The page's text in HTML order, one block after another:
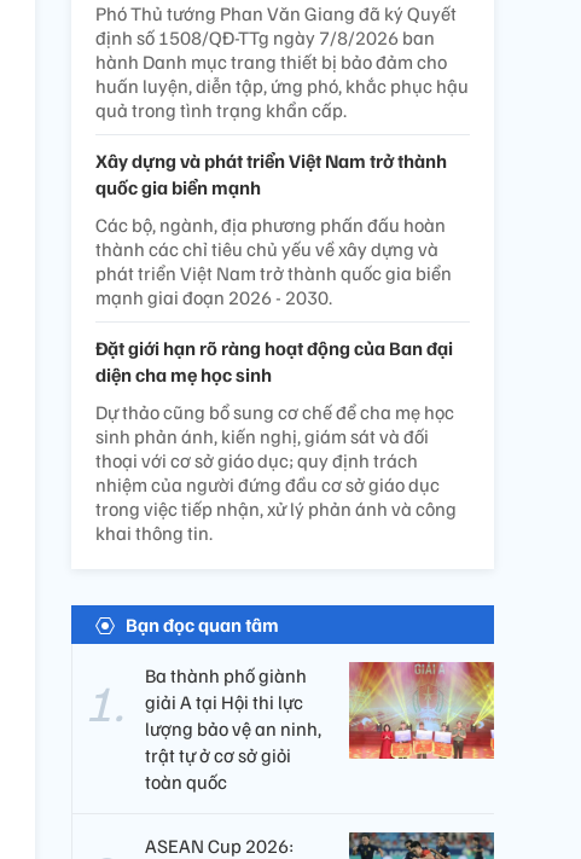
Phó Thủ tướng Phan Văn Giang đã ký Quyết
định số 1508/QĐ-TTg ngày 7/8/2026 ban
hành Danh mục trang thiết bị bảo đảm cho
huấn luyện, diễn tập, ứng phó, khắc phục hậu
quả trong tình trạng khẩn cấp.
Xây dựng và phát triển Việt Nam trở thành
quốc gia biển mạnh
Các bộ, ngành, địa phương phấn đấu hoàn
thành các chỉ tiêu chủ yếu về xây dựng và
phát triển Việt Nam trở thành quốc gia biển
mạnh giai đoạn 2026 - 2030.
Đặt giới hạn rõ ràng hoạt động của Ban đại
diện cha mẹ học sinh
Dự thảo cũng bổ sung cơ chế để cha mẹ học
sinh phản ánh, kiến nghị, giám sát và đối
thoại với cơ sở giáo dục; quy định trách
nhiệm của người đứng đầu cơ sở giáo dục
trong việc tiếp nhận, xử lý phản ánh và công
khai thông tin.
Bạn đọc quan tâm
Ba thành phố giành
giải A tại Hội thi lực
lượng bảo vệ an ninh,
trật tự ở cơ sở giỏi
toàn quốc
ASEAN Cup 2026: